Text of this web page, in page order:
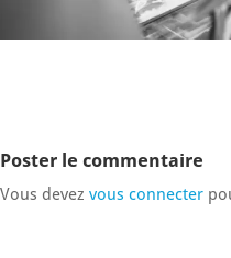
Poster le commentaire
Vous devez vous connecter